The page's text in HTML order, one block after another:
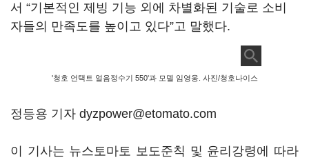
서 “기본적인 제빙 기능 외에 차별화된 기술로 소비
자들의 만족도를 높이고 있다”고 말했다.
'청호 언택트 얼음정수기 550'과 모델 임영웅. 사진/청호나이스
정등용 기자 dyzpower@etomato.com
이 기사는 뉴스토마토 보도준칙 및 윤리강령에 따라